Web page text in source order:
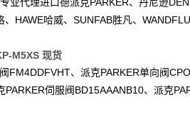
业代理进口德派克 、丹尼逊
HAWE哈威、 SUNFAB胜凡、
M5XS 现货
FM4DDFVHT、派克PARKER单向阀
PARKER伺服阀 BD15AAANB10、派克